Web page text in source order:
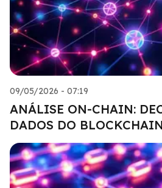
09/05/2026 - 07:19
ANÁLISE ON-CHAIN:
DADOS DO BLOCKCHAIN